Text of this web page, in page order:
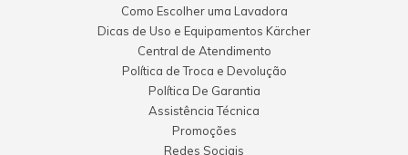
Como Escolher uma Lavadora
Dicas de Uso e Equipamentos Kärcher
Central de Atendimento
Política de Troca e Devolução
Política De Garantia
Assistência Técnica
Promoções
Redes Sociais